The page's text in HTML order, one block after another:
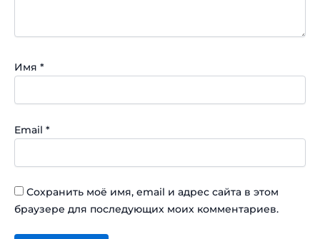
Имя *
Email *
Сохранить моё имя, email и адрес сайта в этом
браузере для последующих моих комментариев.